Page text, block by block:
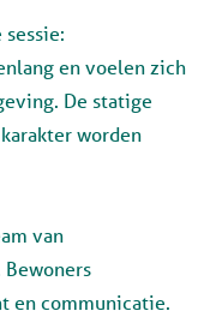
en voelen zich
De statige
worden
van
en communicatie.